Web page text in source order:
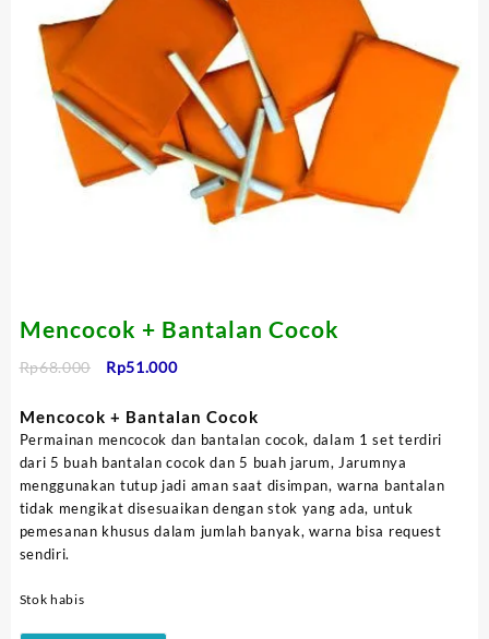
Mencocok + Bantalan Cocok
Rp68.000
Harga
adalah:
Rp68.000.
Rp51.000Harga
ini
adalah:
Rp51.000.
Mencocok + Bantalan Cocok
Permainan mencocok dan bantalan cocok, dalam 1 set terdiri
dari 5 buah bantalan cocok dan 5 buah jarum, Jarumnya
menggunakan tutup jadi aman saat disimpan, warna bantalan
tidak mengikat disesuaikan dengan stok yang ada, untuk
pemesanan khusus dalam jumlah banyak, warna bisa request
sendiri.
Stok habis